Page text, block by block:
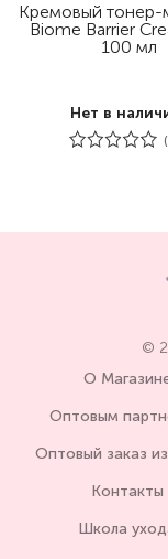
Кремовый тонер-
Biome Barrier
100 мл
Нет в
©
О
Оптовым
Оптовый заказ
Контакты
Школа